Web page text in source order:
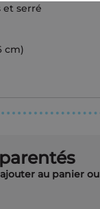
et serré
cm)
au panier ou